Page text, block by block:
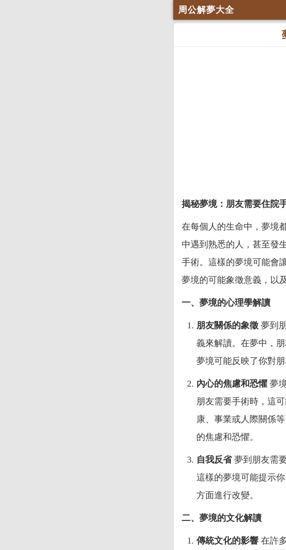
周公解夢大全
揭秘夢境：朋友需要住院
在每個人的生命中，夢境
中遇到熟悉的人，甚至發
手術。這樣的夢境可能會
夢境的可能象徵意義，以
一、夢境的心理學解讀
朋友關係的象徵 夢到
義來解讀。在夢中，
夢境可能反映了你對
內心的焦慮和恐懼 夢
朋友需要手術時，這
康、事業或人際關係
的焦慮和恐懼。
自我反省夢到朋友需
這樣的夢境可能提示
方面進行改變。
二、夢境的文化解讀
傳統文化的影響 在許